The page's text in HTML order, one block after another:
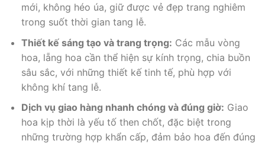
mới, không héo úa, giữ được vẻ đẹp trang nghiêm
trong suốt thời gian tang lễ.
Thiết kế sáng tạo và trang trọng: Các mẫu vòng
hoa, lẵng hoa cần thể hiện sự kính trọng, chia buồn
sâu sắc, với những thiết kế tinh tế, phù hợp với
không khí tang lễ.
Dịch vụ giao hàng nhanh chóng và đúng giờ: Giao
hoa kịp thời là yếu tố then chốt, đặc biệt trong
những trường hợp khẩn cấp, đảm bảo hoa đến đúng